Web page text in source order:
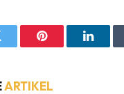
Pinterest
ARTIKEL